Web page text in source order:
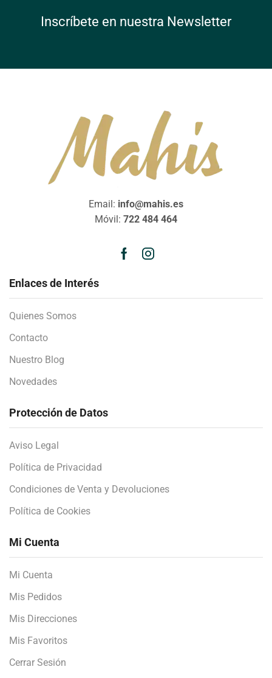
Inscríbete en nuestra Newsletter
Email: info@mahis.es
Móvil: 722 484 464
Enlaces de Interés
Quienes Somos
Contacto
Nuestro Blog
Novedades
Protección de Datos
Aviso Legal
Política de Privacidad
Condiciones de Venta y Devoluciones
Política de Cookies
Mi Cuenta
Mi Cuenta
Mis Pedidos
Mis Direcciones
Mis Favoritos
Cerrar Sesión